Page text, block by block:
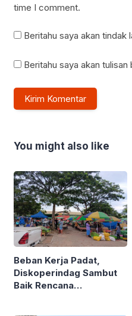
time I comment.
Beritahu saya akan tindak
Beritahu saya akan tulisan
You might also like
Beban Kerja Padat,
Diskoperindag Sambut
Baik Rencana